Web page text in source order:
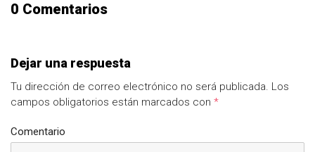
0 Comentarios
Dejar una respuesta
Tu dirección de correo electrónico no será publicada. Los
campos obligatorios están marcados con *
Comentario